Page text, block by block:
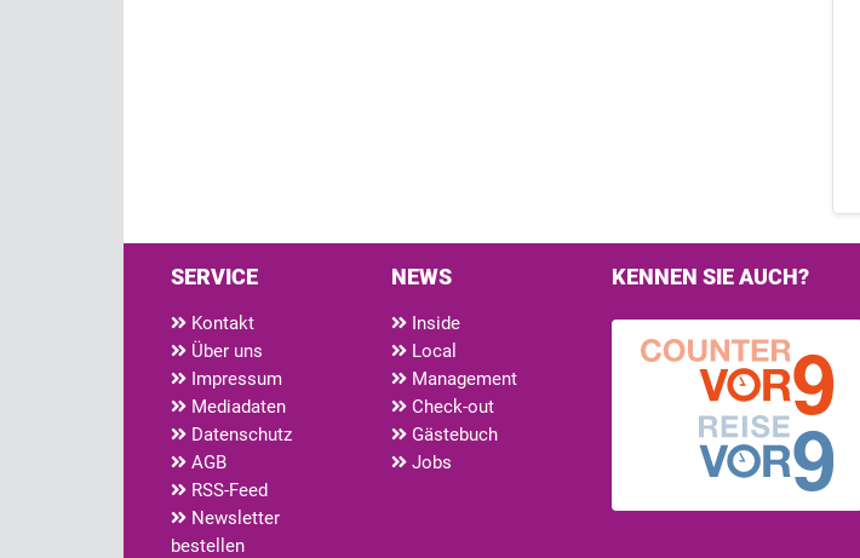
SERVICE
Kontakt
Über uns
Impressum
Mediadaten
Datenschutz
AGB
RSS-Feed
Newsletter
bestellen
NEWS
Inside
Local
Management
Check-out
Gästebuch
Jobs
KENNEN SIE AUCH?